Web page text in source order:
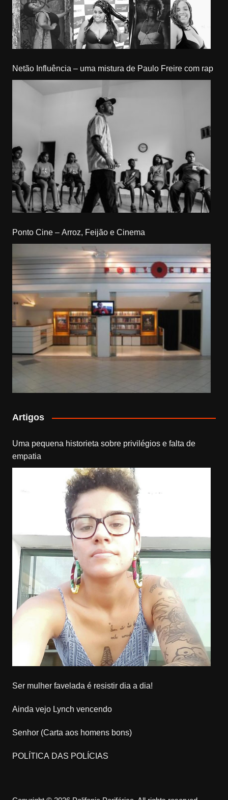
Netão Influência – uma mistura de Paulo Freire com rap
Ponto Cine – Arroz, Feijão e Cinema
Artigos
Uma pequena historieta sobre privilégios e falta de
empatia
Ser mulher favelada é resistir dia a dia!
Ainda vejo Lynch vencendo
Senhor (Carta aos homens bons)
POLÍTICA DAS POLÍCIAS